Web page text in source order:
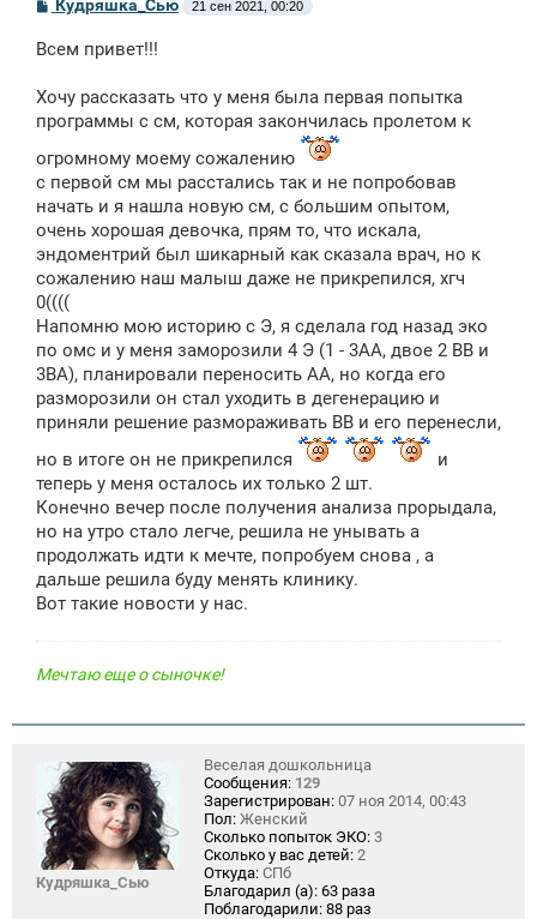
б
н
и
Кудряшка_Сью 21 сен 2021, 00:20
Всем привет!!!
Хочу рассказать что у меня была первая попытка
программы с см, которая закончилась пролетом к
огромному моему сожалению
с первой см мы расстались так и не попробовав
начать и я нашла новую см, с большим опытом,
очень хорошая девочка, прям то, что искала,
эндоментрий был шикарный как сказала врач, но к
сожалению наш малыш даже не прикрепился, хгч
0((((
Напомню мою историю с Э, я сделала год назад эко
по омс и у меня заморозили 4 Э (1 - 3АА, двое 2 ВВ и
3ВА), планировали переносить АА, но когда его
разморозили он стал уходить в дегенерацию и
приняли решение размораживать ВВ и его перенесли,
но в итоге он не прикрепился
и
теперь у меня осталось их только 2 шт.
Конечно вечер после получения анализа прорыдала,
но на утро стало легче, решила не унывать а
продолжать идти к мечте, попробуем снова , а
дальше решила буду менять клинику.
Вот такие новости у нас.
Мечтаю еще о сыночке!
Кудряшка_Сью
Веселая дошкольница
Сообщения: 129
Зарегистрирован: 07 ноя 2014, 00:43
Пол: Женский
Сколько попыток ЭКО: 3
Сколько у вас детей: 2
Откуда: СПб
Благодарил (а): 63 раза
Поблагодарили: 88 раз